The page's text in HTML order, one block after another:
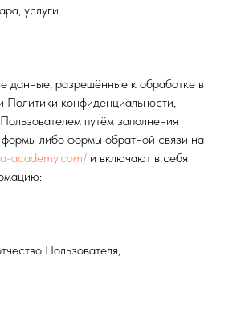
услуги.
данные, разрешённые к обработке в
Политики конфиденциальности,
путём заполнения
либо формы обратной связи на
academy.com/ и включают в себя
Пользователя;